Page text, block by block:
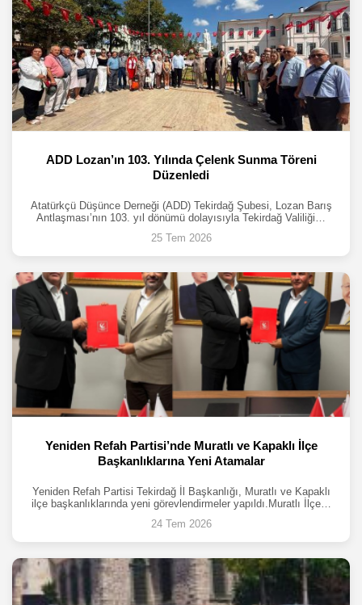
ADD Lozan’ın 103. Yılında Çelenk Sunma Töreni
Düzenledi
Atatürkçü Düşünce Derneği (ADD) Tekirdağ Şubesi, Lozan Barış
Antlaşması’nın 103. yıl dönümü dolayısıyla Tekirdağ Valiliği…
25 Tem 2026
Yeniden Refah Partisi’nde Muratlı ve Kapaklı İlçe
Başkanlıklarına Yeni Atamalar
Yeniden Refah Partisi Tekirdağ İl Başkanlığı, Muratlı ve Kapaklı
ilçe başkanlıklarında yeni görevlendirmeler yapıldı.Muratlı İlçe…
24 Tem 2026